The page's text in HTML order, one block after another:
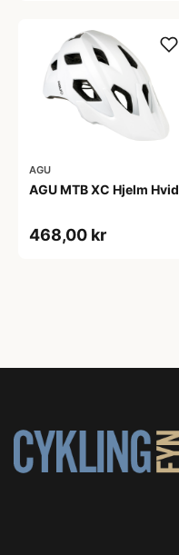
AGU
AGU MTB XC Hjelm Hvid
468,00 kr